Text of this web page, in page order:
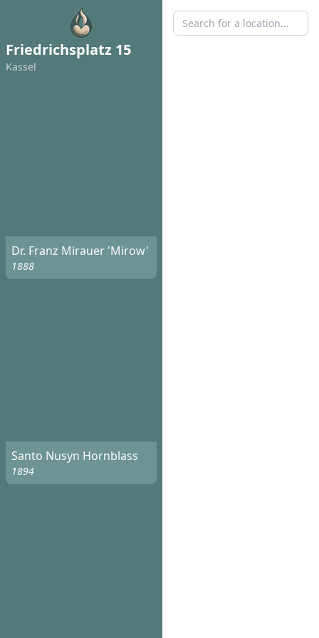
Friedrichsplatz 15
Kassel
Dr. Franz Mirauer 'Mirow'
1888
Santo Nusyn Hornblass
1894